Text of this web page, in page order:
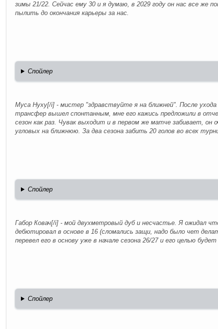
зимы 21/22. Сейчас ему 30 и я думаю, в 2029 году он нас все же
пылить до окончания карьеры за нас.
Спойлер
Муса Нуху[/i] - мистер "здравствуйте я на ближней". После
трансфер вышел спонтанным, мне его кажись предложили в
сезон как раз. Чувак выходит и в первом же матче забивает, он
угловых на ближнюю. За два сезона забить 20 голов во всех
Спойлер
Габор Ковач[/i] - мой двухметровый дуб и несчастье. Я ожидал
дебютировал в основе в 16 (сломались защи, надо было чет
перевел его в основу уже в начале сезона 26/27 и его целью
Спойлер